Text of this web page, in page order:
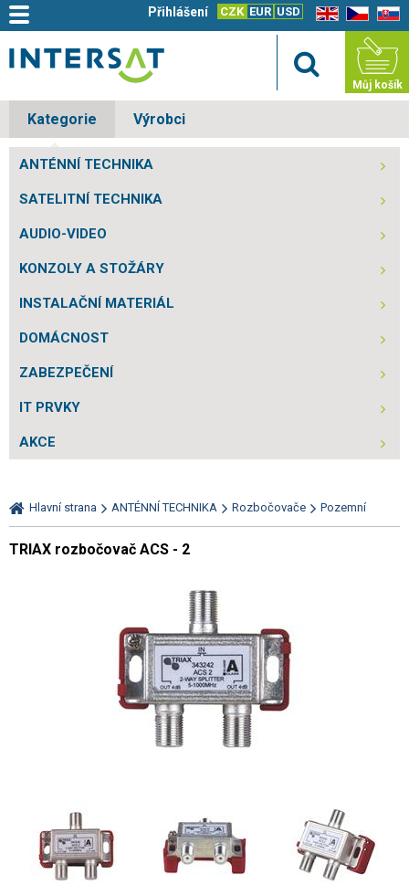
EN CZ SK
CZK EUR USD
Přihlášení
Můj košík
Kategorie Výrobci
ANTÉNNÍ TECHNIKA
SATELITNÍ TECHNIKA
AUDIO-VIDEO
KONZOLY A STOŽÁRY
INSTALAČNÍ MATERIÁL
DOMÁCNOST
ZABEZPEČENÍ
IT PRVKY
AKCE
Hlavní strana ANTÉNNÍ TECHNIKA Rozbočovače Pozemní
TRIAX rozbočovač ACS - 2